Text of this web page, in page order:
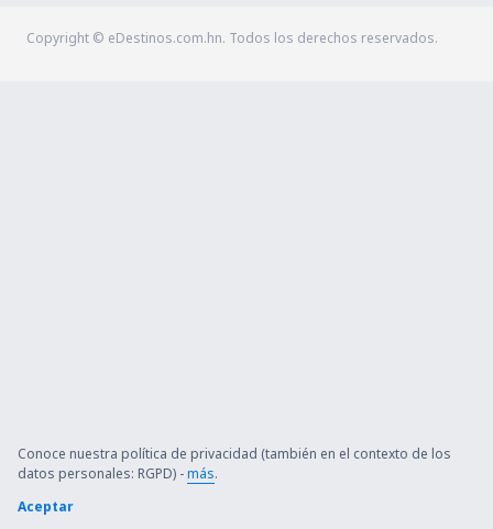
Copyright © eDestinos.com.hn. Todos los derechos reservados.
Conoce nuestra política de privacidad (también en el contexto de los
datos personales: RGPD) -más.
Aceptar